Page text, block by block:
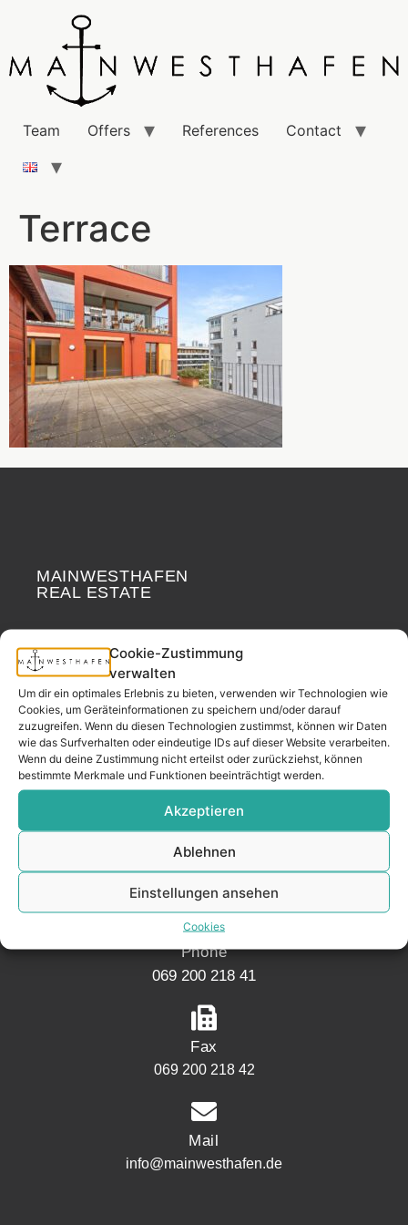
Cookie-Zustimmung
verwalten
Um dir ein optimales Erlebnis zu bieten, verwenden wir Technologien wie
Cookies, um Geräteinformationen zu speichern und/oder darauf
zuzugreifen. Wenn du diesen Technologien zustimmst, können wir Daten
wie das Surfverhalten oder eindeutige IDs auf dieser Website verarbeiten.
Wenn du deine Zustimmung nicht erteilst oder zurückziehst, können
bestimmte Merkmale und Funktionen beeinträchtigt werden.
Akzeptieren
Ablehnen
Einstellungen ansehen
Cookies
Team Offers References Contact
Terrace
MAINWESTHAFEN
REAL ESTATE
real estate partner.
– since 2017.
CONTACT
Address
Mainwesthafen Immobilien
Speicherstraße 5
Phone
069 200 218 41
Fax
069 200 218 42
Mail
info@mainwesthafen.de